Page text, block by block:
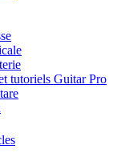
tutoriels Guitar Pro